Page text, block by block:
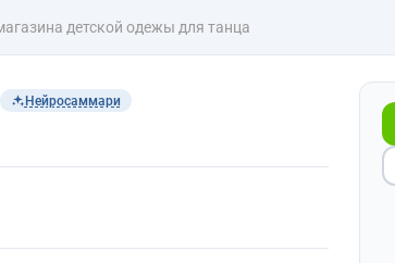
детской одежы для танца
Нейросаммари